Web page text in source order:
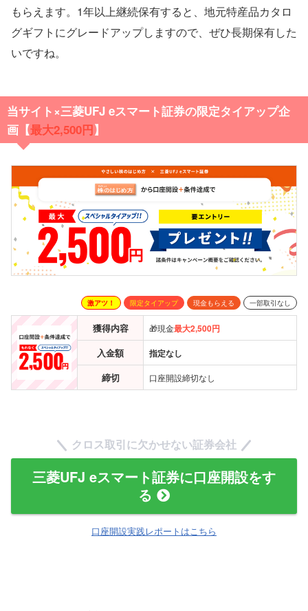
もらえます。1年以上継続保有すると、地元特産品カタロ
グギフトにグレードアップしますので、ぜひ長期保有した
いですね。
当サイト×三菱UFJ eスマート証券の限定タイアップ企
画【最大2,500円】
激アツ！ 限定タイアップ 現金もらえる 一部取引なし
獲得内容 🎁現金最大2,500円
入金額 指定なし
締切 口座開設締切なし
クロス取引に欠かせない証券会社
三菱UFJ eスマート証券に口座開設をす
る
口座開設実践レポートはこちら